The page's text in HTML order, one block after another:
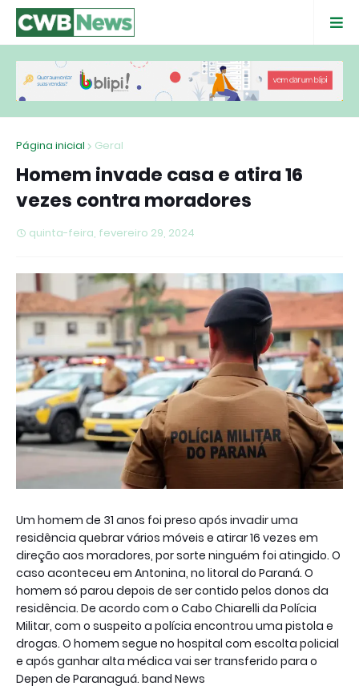
Página inicial Geral
Homem invade casa e atira 16
vezes contra moradores
quinta-feira, fevereiro 29, 2024
Um homem de 31 anos foi preso após invadir uma
residência quebrar vários móveis e atirar 16 vezes em
direção aos moradores, por sorte ninguém foi atingido. O
caso aconteceu em Antonina, no litoral do Paraná. O
homem só parou depois de ser contido pelos donos da
residência. De acordo com o Cabo Chiarelli da Polícia
Militar, com o suspeito a polícia encontrou uma pistola e
drogas. O homem segue no hospital com escolta policial
e após ganhar alta médica vai ser transferido para o
Depen de Paranaguá. band News